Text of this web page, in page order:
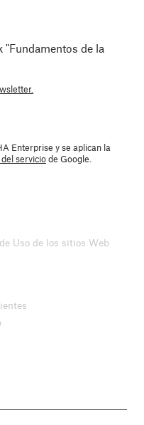
"Fundamentos de la
Enterprise y se aplican la
serviciode Google.
Uso de los sitios Web